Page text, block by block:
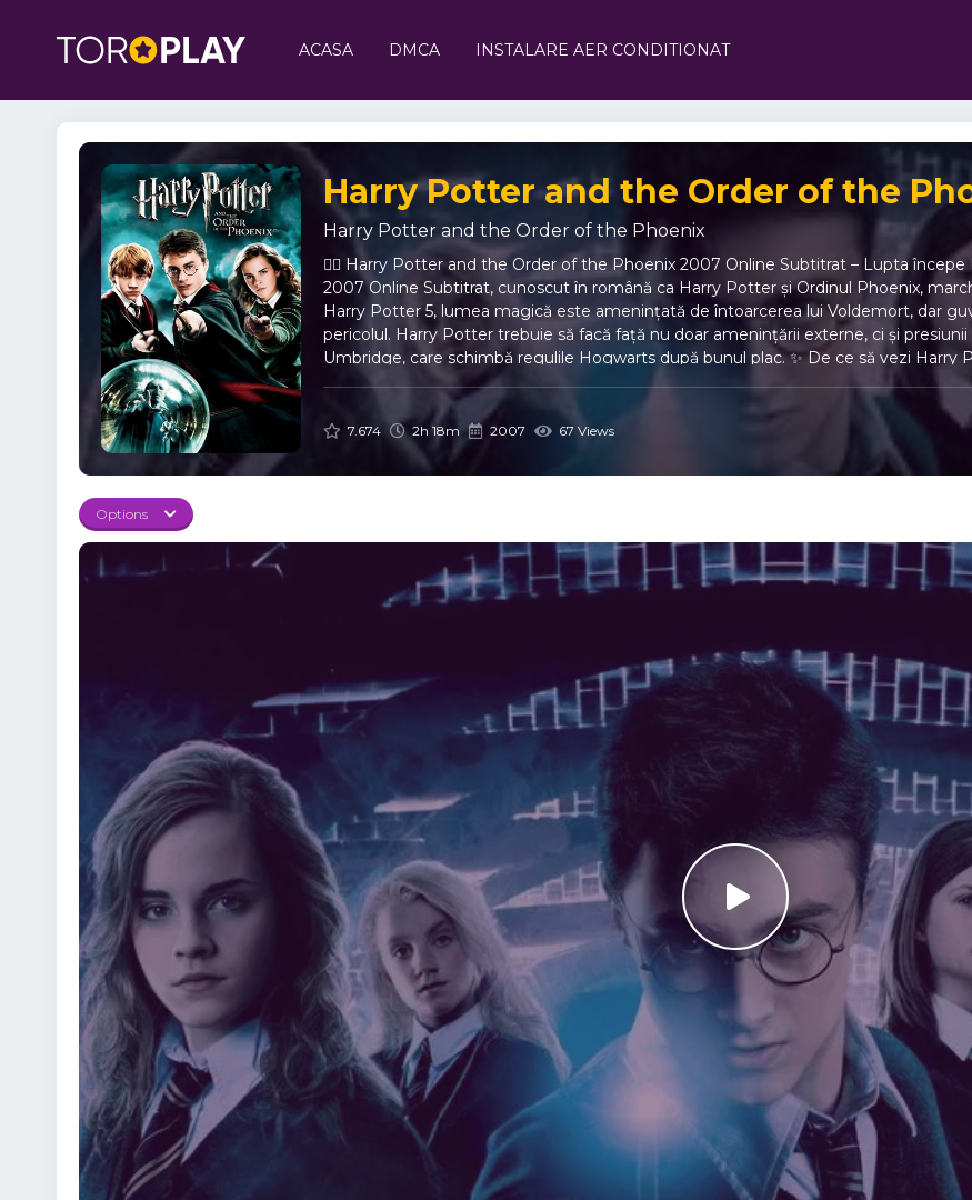
ACASA DMCA INSTALARE AER CONDITIONAT
Harry Potter and the Order of the Phoenix
🧙‍♂️ Harry Potter and the Order of the Phoenix 2007 Online Subtitrat – Lupta
2007 Online Subtitrat, cunoscut în română ca Harry Potter și Ordinul Phoenix,
Harry Potter 5, lumea magică este amenințată de întoarcerea lui Voldemort, dar
pericolul. Harry Potter trebuie să facă față nu doar amenințării externe, ci și
Umbridge, care schimbă regulile Hogwarts după bunul plac. ✨ De ce să vezi
Subtitrat 🦅 Alături de Ordinul Phoenix în lupta împotriva răului ⚡ Scene
despre trecutul și destinul lui Harry 🏰 Atmosferă mai întunecată și maturizare
Distribuția și echipa de film 🎬 Regie: David Yates ✍️ Scenariu: Michael Goldenberg,
Radcliffe, Emma Watson, Rupert Grint, Imelda Staunton, Helena Bonham Carter 🗓️
Potter și Ordinul Phoenix aduce o combinație intensă de magie, dramă și intrigi
reguli stricte, provocând tensiune între profesori și elevi. Între timp, Harry
Harry, iar lupta pentru supraviețuire devine inevitabilă. Alături de prietenii săi și de
pentru a fi pregătit de confruntările care urmează. ⚔️ Momentele culminante
confruntarea cu Voldemort și pierderea dureroasă a unor persoane dragi. Aceste
Filmflix.ro, în calitate HD și cu subtitrare sincronizată. 👉 Urmează acești pași
„Play” Bucură-te de magia și aventura completă din Harry Potter 5 💡 Sfat:
emoția fiecărei scene. 💬 Temele și mesajul filmului 💪 Curajul înseamnă să lupți
arme puternice împotriva răului ⚡ Cunoașterea adevărului poate fi dureroasă, dar
maturizarea lui Harry și cum responsabilitatea și prietenia devin mai importante ca
the Phoenix 2007 Online Subtitrat este o aventură plină de suspans, magie și
Potter.Dacă ai urmărit Harry Potter 1–4, Harry Potter 5 îți va arăta cât de
pe Filmflix.ro și trăiește magia lui Harry Potter și Ordinul Phoenix Online Subtitrat
7.674 2h 18m 2007 67 Views
Options